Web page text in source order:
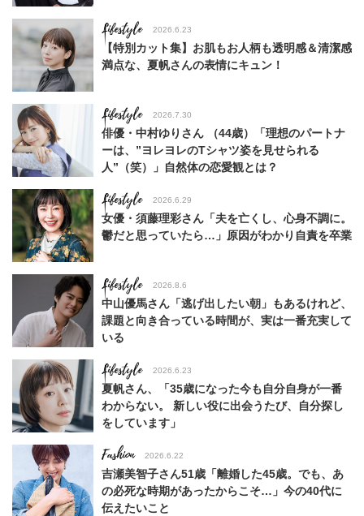
Lifestyle 2026.6.23
【特別カット集】お肌もお人柄も透明感＆清潔感
満点な、夏帆さんの表情にキュン！
Lifestyle 2026.7.30
俳優・中村ゆりさん （44歳）「理想のパートナ
ーは、”ヨレヨレのTシャツ姿を見せられる
人”（笑）」自然体の恋愛観とは？
Lifestyle 2026.6.29
女優・須藤理彩さん「夫を亡くし、心身不調に。
鬱だと思っていたら…」原因がわかり自責を卒業
Lifestyle 2026.8.6
中山優馬さん「逃げ出したい朝」もあるけれど、
課題と向き合っている時間が、実は一番充実して
いる
Lifestyle 2026.6.23
夏帆さん、「35歳になった今も自分自身が一番
わからない。 新しい役に出会うたび、自分探し
をしています」
Fashion 2026.6.22
吉瀬美智子さん51歳「離婚した45歳。でも、あ
の必死な時期があったからこそ…」今の40代に
伝えたいこと